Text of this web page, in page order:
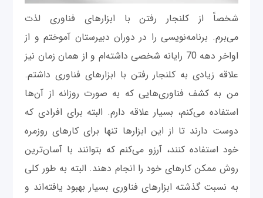
شخصاً از کلنجار رفتن با ابزارهای فناوری لذت
می‌برم. برنامه‌نویسی را در دوران دبیرستان آموختم و از
اواخر دهه 70 رایانه شخصی داشته‌ام و از همان زمان نیز
علاقه زیادی به کلنجار رفتن با ابزارهای فناوری داشتم.
من به کشف فناوری‌هایی که به صورت روزانه از آن‌ها
استفاده می‌کنم، بسیار علاقه دارم. البته برای افرادی که
دوست دارند تا از این ابزارها تنها برای کارهای روزمره
خود استفاده کنند، آرزو می‌کنم که بتوانند با آسان‌ترین
روش ممکن کارهای خود را انجام دهند. البته به طور کلی
به نسبت گذشته ابزارهای فناوری بسیار بهبود یافته‌اند و